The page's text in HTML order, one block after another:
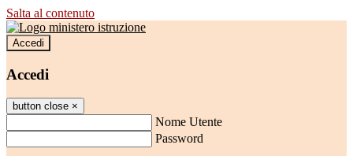
Salta al contenuto
Accedi
Accedi
button close ×
Nome Utente
Password